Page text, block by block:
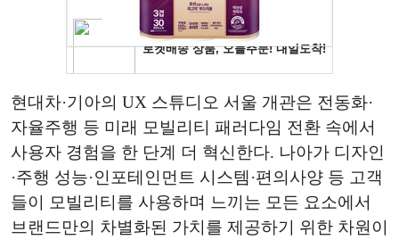
현대차·기아의 UX 스튜디오 서울 개관은 전동화·
자율주행 등 미래 모빌리티 패러다임 전환 속에서
사용자 경험을 한 단계 더 혁신한다. 나아가 디자인
·주행 성능·인포테인먼트 시스템·편의사양 등 고객
들이 모빌리티를 사용하며 느끼는 모든 요소에서
브랜드만의 차별화된 가치를 제공하기 위한 차원이